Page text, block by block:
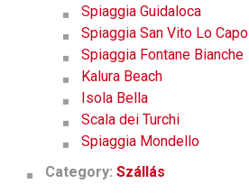
Spiaggia Guidaloca
Spiaggia San Vito Lo Capo
Spiaggia Fontane Bianche
Kalura Beach
Isola Bella
Scala dei Turchi
Spiaggia Mondello
Category: Szállás